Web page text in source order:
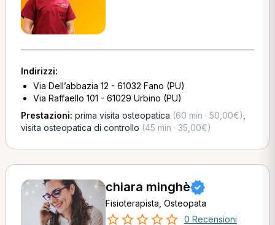
Indirizzi:
Via Dell’abbazia 12 - 61032 Fano (PU)
Via Raffaello 101 - 61029 Urbino (PU)
Prestazioni: prima visita osteopatica (60 min · 50,00€)
visita osteopatica di controllo (45 min · 35,00€)
chiara minghè
Fisioterapista, Osteopata
0 Recensioni